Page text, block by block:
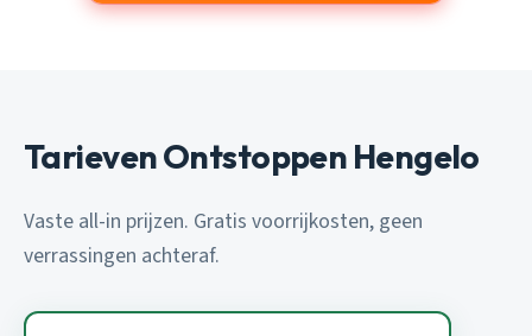
Tarieven Ontstoppen Hengelo
Vaste all-in prijzen. Gratis voorrijkosten, geen
verrassingen achteraf.